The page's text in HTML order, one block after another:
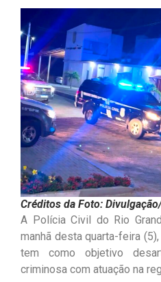
Créditos da Foto:
A Polícia Civil do Rio
manhã desta quarta-feira (5),
tem como objetivo
criminosa com atuação na